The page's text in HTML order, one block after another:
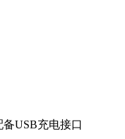
USB充电接口